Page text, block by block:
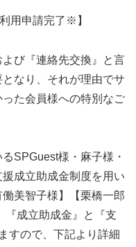
申請完了※】
び『連絡先交換』と言
なり、それが理由でサ
た会員様への特別なご
SPGuest様・麻子様・
成立助成金制度を用い
美智子様】【栗橋一郎
『成立助成金』と『支
すので、下記より詳細